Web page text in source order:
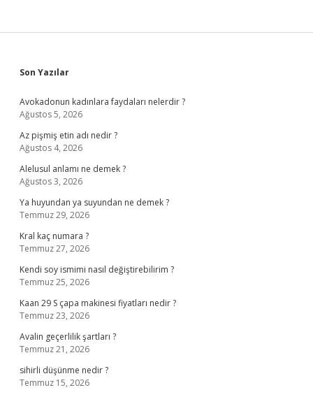
Sidebar
Son Yazılar
Avokadonun kadınlara faydaları nelerdir ?
Ağustos 5, 2026
Az pişmiş etin adı nedir ?
Ağustos 4, 2026
Alelusul anlamı ne demek ?
Ağustos 3, 2026
Ya huyundan ya suyundan ne demek ?
Temmuz 29, 2026
Kral kaç numara ?
Temmuz 27, 2026
Kendi soy ismimi nasıl değiştirebilirim ?
Temmuz 25, 2026
Kaan 29 S çapa makinesi fiyatları nedir ?
Temmuz 23, 2026
Avalin geçerlilik şartları ?
Temmuz 21, 2026
sihirli düşünme nedir ?
Temmuz 15, 2026